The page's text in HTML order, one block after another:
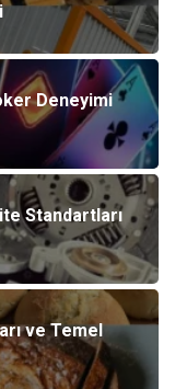
Deneyimi
Standartları
ve Temel